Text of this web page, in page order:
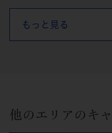
もっと見る
他のエリアのキ